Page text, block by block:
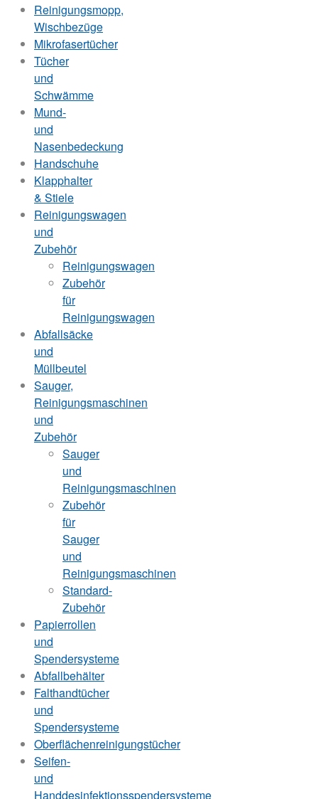
Reinigungsmopp,
Wischbezüge
Mikrofasertücher
Tücher
und
Schwämme
Mund-
und
Nasenbedeckung
Handschuhe
Klapphalter
& Stiele
Reinigungswagen
und
Zubehör
Reinigungswagen
Zubehör
für
Reinigungswagen
Abfallsäcke
und
Müllbeutel
Sauger,
Reinigungsmaschinen
und
Zubehör
Sauger
und
Reinigungsmaschinen
Zubehör
für
Sauger
und
Reinigungsmaschinen
Standard-
Zubehör
Papierrollen
und
Spendersysteme
Abfallbehälter
Falthandtücher
und
Spendersysteme
Oberflächenreinigungstücher
Seifen-
und
Handdesinfektionsspendersysteme